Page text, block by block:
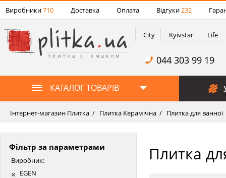
Виробники710 Доставка Оплата Відгуки232
City Kyivstar Life
044 303 99 19
КАТАЛОГ ТОВАРІВ
Інтернет-магазин Плитка Плитка Керамічна Плитка для ванної
Фільтр за параметрами
Виробник:
EGEN
Плитка